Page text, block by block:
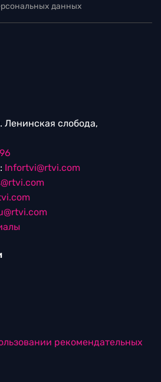
данных
Ленинская слобода,
Infortvi@rtvi.com
рекомендательных